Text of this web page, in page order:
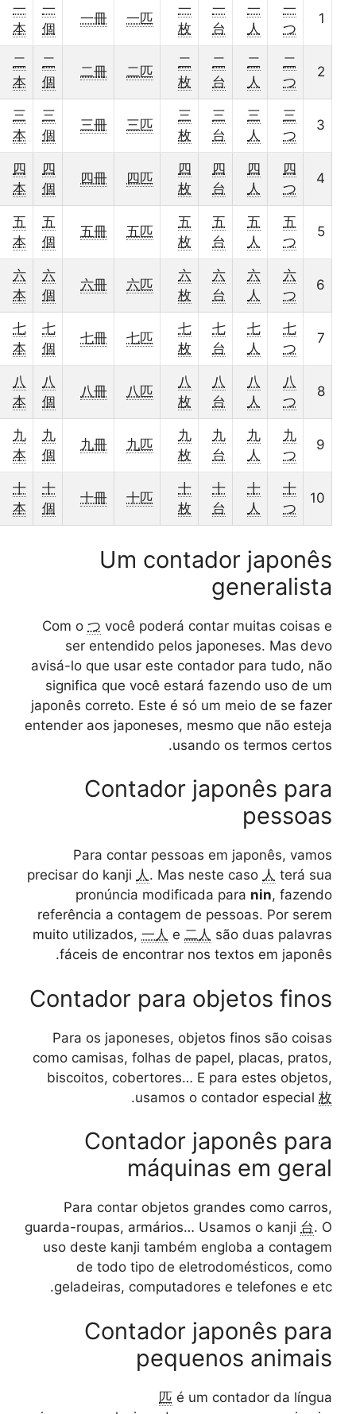
一
つ
一
人
一
台
一
枚
一匹
一冊
一
個
一
本
2
二
つ
二
人
二
台
二
枚
二匹
二冊
二
個
二
本
3
三
つ
三
人
三
台
三
枚
三匹
三冊
三
個
三
本
4
四
つ
四
人
四
台
四
枚
四匹
四冊
四
個
四
本
5
五
つ
五
人
五
台
五
枚
五匹
五冊
五
個
五
本
6
六
つ
六
人
六
台
六
枚
六匹
六冊
六
個
六
本
7
七
つ
七
人
七
台
七
枚
七匹
七冊
七
個
七
本
8
八
つ
八
人
八
台
八
枚
八匹
八冊
八
個
八
本
9
九
つ
九
人
九
台
九
枚
九匹
九冊
九
個
九
本
10
十
つ
十
人
十
台
十
枚
十匹
十冊
十
個
十
本
Um contador japonês
generalista
Com oつvocê poderá contar muitas coisas e
ser entendido pelos japoneses. Mas devo
avisá-lo que usar este contador para tudo, não
significa que você estará fazendo uso de um
japonês correto. Este é só um meio de se fazer
entender aos japoneses, mesmo que não esteja
usando os termos certos.
Contador japonês para
pessoas
Para contar pessoas em japonês, vamos
precisar do kanji人 . Mas neste caso人terá sua
pronúncia modificada paranin , fazendo
referência a contagem de pessoas. Por serem
muito utilizados,一人e二人são duas palavras
fáceis de encontrar nos textos em japonês.
Contador para objetos finos
Para os japoneses, objetos finos são coisas
como camisas, folhas de papel, placas, pratos,
biscoitos, cobertores… E para estes objetos,
usamos o contador especial枚
.
Contador japonês para
máquinas em geral
Para contar objetos grandes como carros,
guarda-roupas, armários… Usamos o kanji台 . O
uso deste kanji também engloba a contagem
de todo tipo de eletrodomésticos, como
geladeiras, computadores e telefones e etc.
Contador japonês para
pequenos animais
匹é um contador da língua